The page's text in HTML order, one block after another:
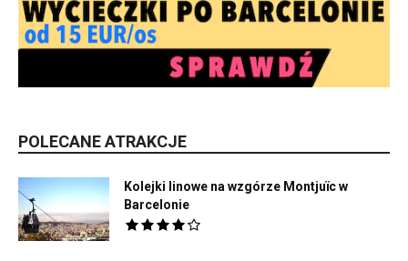
POLECANE ATRAKCJE
Kolejki linowe na wzgórze Montjuïc w
Barcelonie